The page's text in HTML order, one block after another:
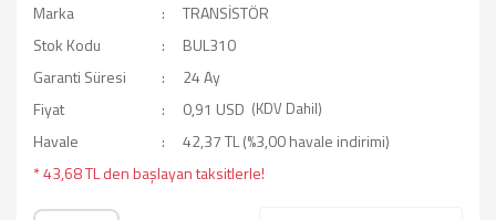
Marka
TRANSİSTÖR
Stok Kodu
BUL310
Garanti Süresi
24 Ay
Fiyat
0,91 USD (KDV Dahil)
Havale
42,37 TL (%3,00 havale indirimi)
* 43,68 TL den başlayan taksitlerle!